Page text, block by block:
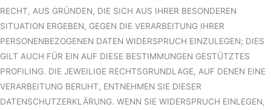
RECHT, AUS GRÜNDEN, DIE SICH AUS IHRER BESONDEREN
SITUATION ERGEBEN, GEGEN DIE VERARBEITUNG IHRER
PERSONENBEZOGENEN DATEN WIDERSPRUCH EINZULEGEN; DIES
GILT AUCH FÜR EIN AUF DIESE BESTIMMUNGEN GESTÜTZTES
PROFILING. DIE JEWEILIGE RECHTSGRUNDLAGE, AUF DENEN EINE
VERARBEITUNG BERUHT, ENTNEHMEN SIE DIESER
DATENSCHUTZERKLÄRUNG. WENN SIE WIDERSPRUCH EINLEGEN,